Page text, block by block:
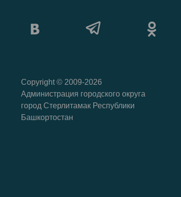
Copyright © 2009-2026
Администрация городского округа
город Стерлитамак Республики
Башкортостан